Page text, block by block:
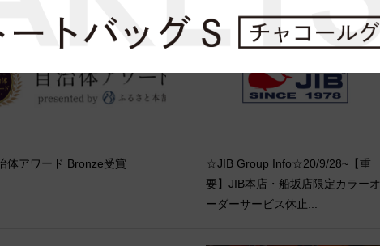
体アワード Bronze受賞
☆JIB Group Info☆20/9/28~【重
要】JIB本店・船坂店限定カラーオ
ーダーサービス休止...